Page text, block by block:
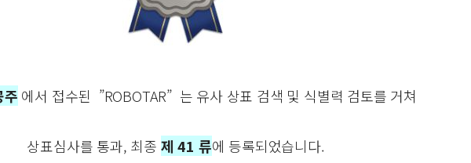
주 에서 접수된 ”ROBOTAR” 는 유사 상표 검색 및 식별력 검토를 거쳐
상표심사를 통과, 최종 제 41 류에 등록되었습니다.